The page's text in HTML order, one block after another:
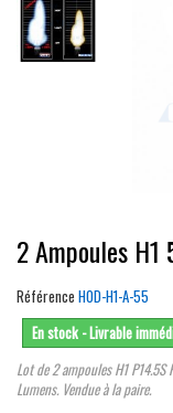
2 Ampoules H1
Référence HOD-H1-A-55
En stock - Livrable
Lot de 2 ampoules H1
Lumens. Vendue à la paire.